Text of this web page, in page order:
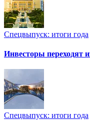
Спецвыпуск: итоги года
Инвесторы переходят
Спецвыпуск: итоги года